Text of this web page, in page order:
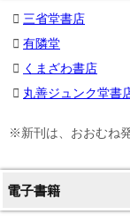
三省堂書店
有隣堂
くまざわ書店
丸善ジュンク堂書
※新刊は、おおむね
電子書籍